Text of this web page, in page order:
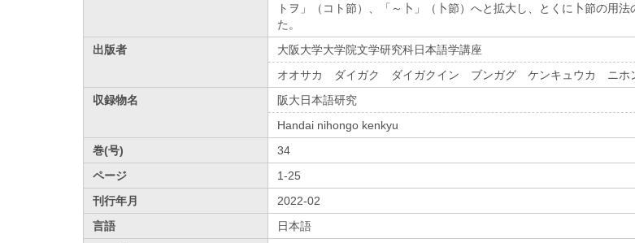
トヲ」（コト節）、「～卜」（卜節）へと拡大し、とくに卜節の用
た。
出版者
大阪大学大学院文学研究科日本語学講座
オオサカ ダイガク ダイガクイン ブンガグ ケンキュウカ ニホ
収録物名
阪大日本語研究
Handai nihongo kenkyu
巻(号)
34
ページ
1-25
刊行年月
2022-02
言語
日本語